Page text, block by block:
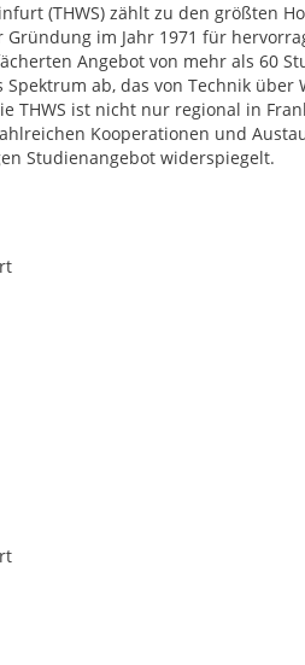
(THWS) zählt zu den größten
im Jahr 1971 für
Angebot von mehr als 60
ab, das von Technik
THWS ist nicht nur regional in
Kooperationen und
Studienangebot widerspiegelt.